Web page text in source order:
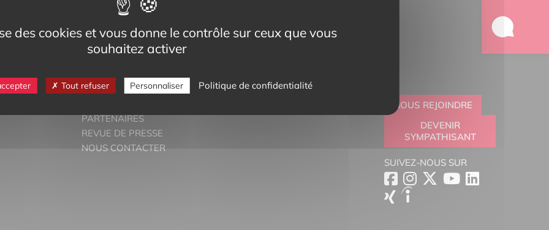
PARTENAIRES
REVUE DE PRESSE
NOUS CONTACTER
NOUS REJOINDRE
DEVENIR
SYMPATHISANT
SUIVEZ-NOUS SUR
des cookies et vous donne le contrôle sur ceux que vous
souhaitez activer
Tout refuser Personnaliser Politique de confidentialité